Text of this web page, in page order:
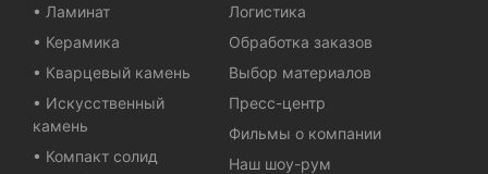
• Ламинат
• Керамика
• Кварцевый камень
• Искусственный
камень
• Компакт солид
Логистика
Обработка заказов
Выбор материалов
Пресс-центр
Фильмы о компании
Наш шоу-рум